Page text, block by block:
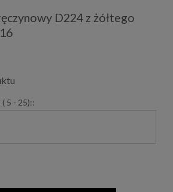
D224 z żółtego
5 - 25)::